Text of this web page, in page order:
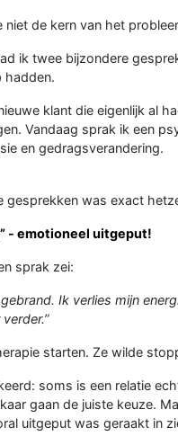
niet de kern van het
ik twee bijzondere
hadden.
klant die eigenlijk al
Vandaag sprak ik een
en gedragsverandering.
gesprekken was exact
- emotioneel uitgeput!
sprak zei:
Ik verlies mijn
starten. Ze wilde
soms is een relatie
gaan de juiste keuze.
uitgeput was geraakt in